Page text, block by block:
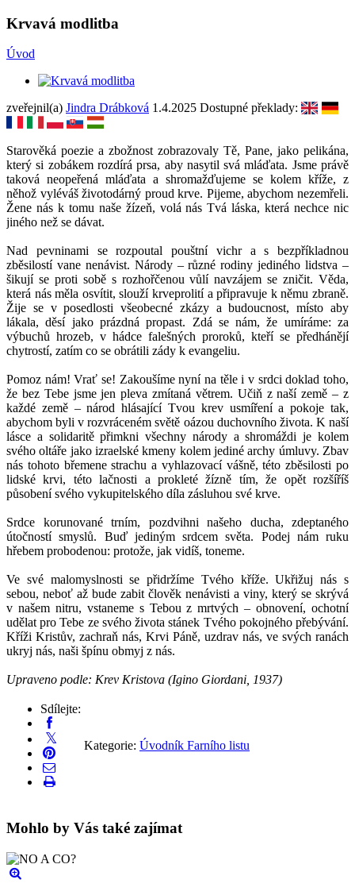
Krvavá modlitba
Úvod
zveřejnil(a) Jindra Drábková 1.4.2025 Dostupné překlady:
Starověká poezie a zbožnost zobrazovaly Tě, Pane, jako pelikána,
který si zobákem rozdírá prsa, aby nasytil svá mláďata. Jsme právě
taková neopeřená mláďata a shromažďujeme se kolem kříže, z
něhož vyléváš životodárný proud krve. Pijeme, abychom nezemřeli.
Žene nás k tomu naše žízeň, volá nás Tvá láska, která nechce nic
jiného než se dávat.
Nad pevninami se rozpoutal pouštní vichr a s bezpříkladnou
zběsilostí vane nenávist. Národy – různé rodiny jediného lidstva –
šikují se proti sobě s rozhořčenou vůlí navzájem se zničit. Věda,
která nás měla osvítit, slouží krveprolití a připravuje k němu zbraně.
Žije se v posedlosti všeobecné zkázy a budoucnost, místo aby
lákala, děsí jako prázdná propast. Zdá se nám, že umíráme: za
výbuchů hrozeb, v hádce falešných proroků, kteří se předhánějí
chytrostí, zatím co se obrátili zády k evangeliu.
Pomoz nám! Vrať se! Zakoušíme nyní na těle i v srdci doklad toho,
že bez Tebe jsme jen pleva zmítaná větrem. Učiň z naší země – z
každé země – národ hlásající Tvou krev usmíření a pokoje tak,
abychom byli v rozvráceném světě oázou duchovního života. K naší
lásce a solidaritě přimkni všechny národy a shromáždi je kolem
svého oltáře jako izraelské kmeny kolem jediné archy úmluvy. Zbav
nás tohoto břemene strachu a vyhlazovací vášně, této zběsilosti po
lidské krvi, této lačnosti a prokleté žízně tím, že opět rozšíříš
působení svého vykupitelského díla zásluhou své krve.
Srdce korunované trním, pozdvihni našeho ducha, zdeptaného
útočností smyslů. Buď jediným srdcem světa. Podej nám ruku
hřebem probodenou: protože, jak vidíš, toneme.
Ve své malomyslnosti se přidržíme Tvého kříže. Ukřižuj nás s
sebou, neboť až bude zabit člověk nenávisti a viny, který se skrývá
v našem nitru, vstaneme s Tebou z mrtvých – obnovení, ochotní
udělat pro Tebe ze svého života stánek Tvého pokojného přebývání.
Kříži Kristův, zachraň nás, Krvi Páně, uzdrav nás, ve svých ranách
ukryj nás, naši špínu obmyj z nás.
Upraveno podle: Krev Kristova (Igino Giordani, 1937)
Sdílejte:
Kategorie: Úvodník Farního listu
Mohlo by Vás také zajímat